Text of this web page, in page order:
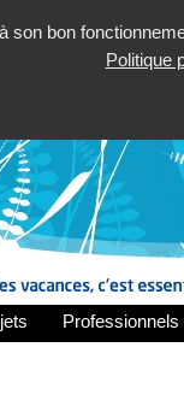
bon
Politique